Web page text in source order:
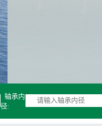
轴承内
径: